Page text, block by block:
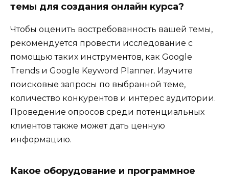
темы для создания онлайн курса?
Чтобы оценить востребованность вашей темы,
рекомендуется провести исследование с
помощью таких инструментов, как Google
Trends и Google Keyword Planner. Изучите
поисковые запросы по выбранной теме,
количество конкурентов и интерес аудитории.
Проведение опросов среди потенциальных
клиентов также может дать ценную
информацию.
Какое оборудование и программное